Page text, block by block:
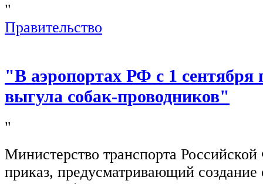
"
Правительство
"В аэропортах РФ с 1 сентября
выгула собак-проводников"
"
Министерство транспорта
приказ, предусматривающий создание